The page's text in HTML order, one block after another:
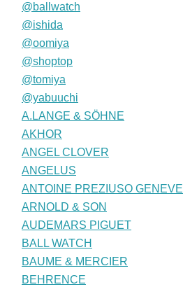
@ballwatch
@ishida
@oomiya
@shoptop
@tomiya
@yabuuchi
A.LANGE & SÖHNE
AKHOR
ANGEL CLOVER
ANGELUS
ANTOINE PREZIUSO GENEVE
ARNOLD & SON
AUDEMARS PIGUET
BALL WATCH
BAUME & MERCIER
BEHRENCE